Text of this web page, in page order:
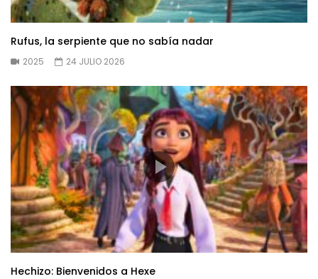
Rufus, la serpiente que no sabía nadar
2025 24 JULIO 2026
Hechizo: Bienvenidos a Hexe